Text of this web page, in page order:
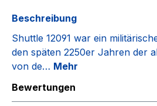
Beschreibung
Shuttle 12091 war ein
den späten 2250er Jahren der
von de… Mehr
Bewertungen